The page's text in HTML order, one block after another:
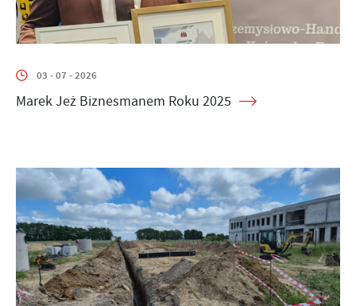
03 - 07 - 2026
Marek Jeż Biznesmanem Roku 2025